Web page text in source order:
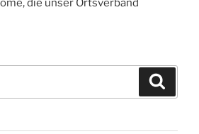
die unser Ortsverband